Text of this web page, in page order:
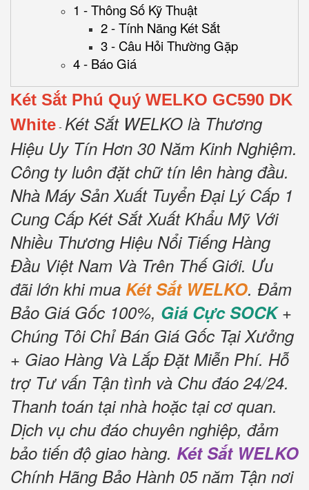
1 - Thông Số Kỹ Thuật
2 - Tính Năng Két Sắt
3 - Câu Hỏi Thường Gặp
4 - Báo Giá
Két Sắt Phú Quý WELKO GC590 DK
White - Két Sắt WELKO là Thương
Hiệu Uy Tín Hơn 30 Năm Kinh Nghiệm.
Công ty luôn đặt chữ tín lên hàng đầu.
Nhà Máy Sản Xuất Tuyển Đại Lý Cấp 1
Cung Cấp Két Sắt Xuất Khẩu Mỹ Với
Nhiều Thương Hiệu Nổi Tiếng Hàng
Đầu Việt Nam Và Trên Thế Giới. Ưu
đãi lớn khi mua Két Sắt WELKO. Đảm
Bảo Giá Gốc 100%, Giá Cực SOCK+
Chúng Tôi Chỉ Bán Giá Gốc Tại Xưởng
+ Giao Hàng Và Lắp Đặt Miễn Phí. Hỗ
trợ Tư vấn Tận tình và Chu đáo 24/24.
Thanh toán tại nhà hoặc tại cơ quan.
Dịch vụ chu đáo chuyên nghiệp, đảm
bảo tiến độ giao hàng. Két Sắt WELKO
Chính Hãng Bảo Hành 05 năm Tận nơi